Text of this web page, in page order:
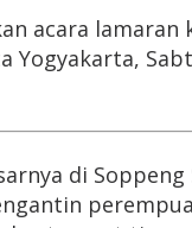
acara lamaran
Yogyakarta,
di